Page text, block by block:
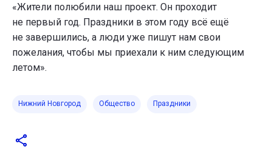
«Жители полюбили наш проект. Он проходит
не первый год. Праздники в этом году всё ещё
не завершились, а люди уже пишут нам свои
пожелания, чтобы мы приехали к ним следующим
летом».
Нижний Новгород Общество Праздники